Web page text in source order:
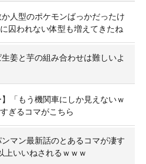
人型のポケモンばっかだったけ
囚われない体型も増えてきたね
生姜と芋の組み合わせは難しいよ
】「もう機関車にしか見えないｗ
ぎるコマがこちら
ンマン最新話のとあるコマが凄す
上いいねされるｗｗｗ